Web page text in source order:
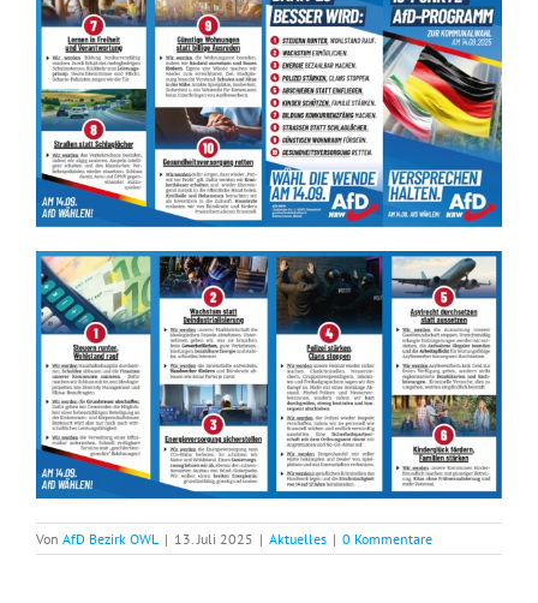
Von AfD Bezirk OWL | 13. Juli 2025 | Aktuelles | 0 Kommentare